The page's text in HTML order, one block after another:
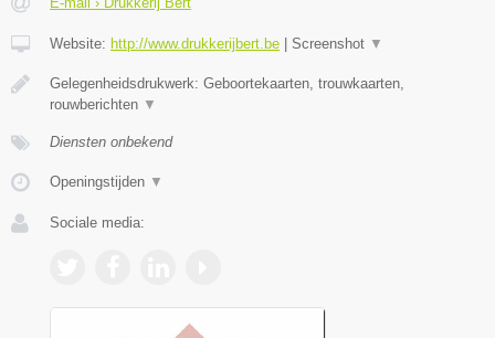
Website: http://www.drukkerijbert.be Screenshot ▼
Gelegenheidsdrukwerk: Geboortekaarten, trouwkaarten,
rouwberichten ▼
Diensten onbekend
Openingstijden ▼
Sociale media: